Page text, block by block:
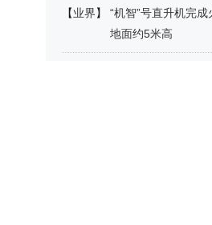
【业界】
“机智”号直升机完成
地面约5米高